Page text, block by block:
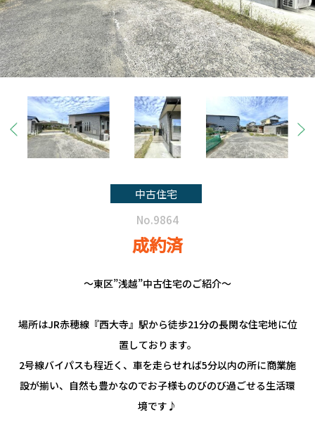
中古住宅
No.9864
成約済
～東区”浅越”中古住宅のご紹介～
場所はJR赤穂線『西大寺』駅から徒歩21分の長閑な住宅地に位
置しております。
2号線バイパスも程近く、車を走らせれば5分以内の所に商業施
設が揃い、自然も豊かなのでお子様ものびのび過ごせる生活環
境です♪